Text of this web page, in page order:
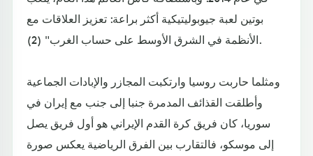
بوتين لعبة جيوبوليتيكية أكثر براعة: تعزيز العلاقات مع
الأنظمة في الشرق الأوسط على حساب الغرب" (2).
ومثلما حاربت روسيا وارتكبت المجازر والإبادات الجماعية
وأطلقت القذائف المدمرة جنبا إلى جنب مع إيران في
سوريا، كان فريق كرة القدم الإيراني هو أول فريق يصل
إلى موسكو، فالتقارب بين الفرق الرياضية يعكس صورة